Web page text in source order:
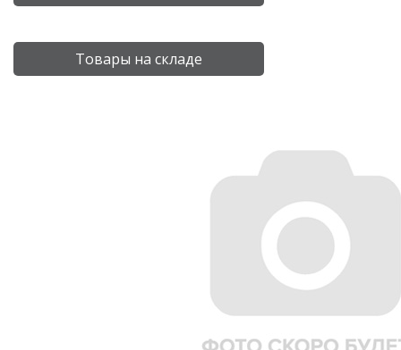
Товары на складе